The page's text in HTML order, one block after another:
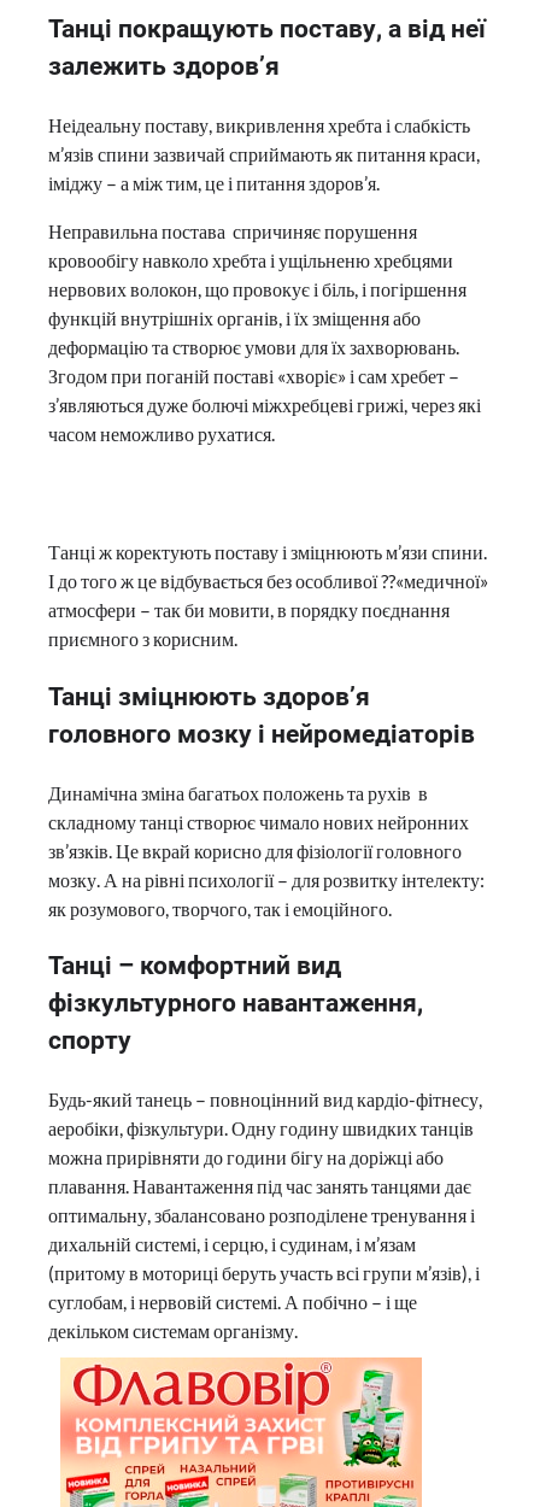
Танці покращують поставу, а від неї
залежить здоров’я
Неідеальну поставу, викривлення хребта і слабкість
м’язів спини зазвичай сприймають як питання краси,
іміджу – а між тим, це і питання здоров’я.
Неправильна постава спричиняє порушення
кровообігу навколо хребта і ущільненю хребцями
нервових волокон, що провокує і біль, і погіршення
функцій внутрішніх органів, і їх зміщення або
деформацію та створює умови для їх захворювань.
Згодом при поганій поставі «хворіє» і сам хребет –
з’являються дуже болючі міжхребцеві грижі, через які
часом неможливо рухатися.
Танці ж коректують поставу і зміцнюють м’язи спини.
І до того ж це відбувається без особливої ??«медичної»
атмосфери – так би мовити, в порядку поєднання
приємного з корисним.
Танці зміцнюють здоров’я
головного мозку і нейромедіаторів
Динамічна зміна багатьох положень та рухів в
складному танці створює чимало нових нейронних
зв’язків. Це вкрай корисно для фізіології головного
мозку. А на рівні психології – для розвитку інтелекту:
як розумового, творчого, так і емоційного.
Танці – комфортний вид
фізкультурного навантаження,
спорту
Будь-який танець – повноцінний вид кардіо-фітнесу,
аеробіки, фізкультури. Одну годину швидких танців
можна прирівняти до години бігу на доріжці або
плавання. Навантаження під час занять танцями дає
оптимальну, збалансовано розподілене тренування і
дихальній системі, і серцю, і судинам, і м’язам
(притому в моториці беруть участь всі групи м’язів), і
суглобам, і нервовій системі. А побічно – і ще
декільком системам організму.